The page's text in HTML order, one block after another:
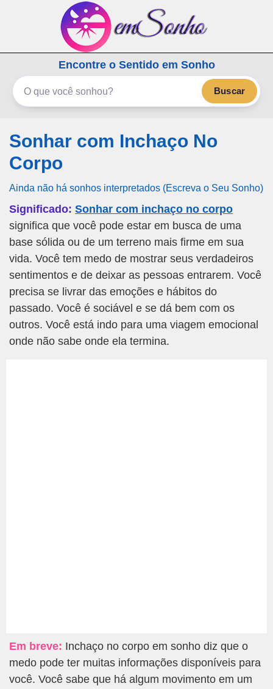
emSonho.com
Os sonhos significam mais
Encontre o Sentido em Sonho
Buscar
Sonhar com Inchaço No
Corpo
Ainda não há sonhos interpretados (Escreva o Seu Sonho)
Significado: Sonhar com inchaço no corpo
significa que você pode estar em busca de uma
base sólida ou de um terreno mais firme em sua
vida. Você tem medo de mostrar seus verdadeiros
sentimentos e de deixar as pessoas entrarem. Você
precisa se livrar das emoções e hábitos do
passado. Você é sociável e se dá bem com os
outros. Você está indo para uma viagem emocional
onde não sabe onde ela termina.
Em breve: Inchaço no corpo em sonho diz que o
medo pode ter muitas informações disponíveis para
você. Você sabe que há algum movimento em um